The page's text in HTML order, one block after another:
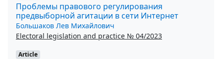
Проблемы правового регулирования
предвыборной агитации в сети Интернет
Большаков Лев Михайлович
Electoral legislation and practice № 04/2023
Article